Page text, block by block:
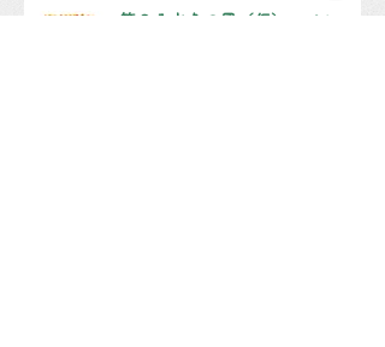
第２みどりの風（仮）スペシャル